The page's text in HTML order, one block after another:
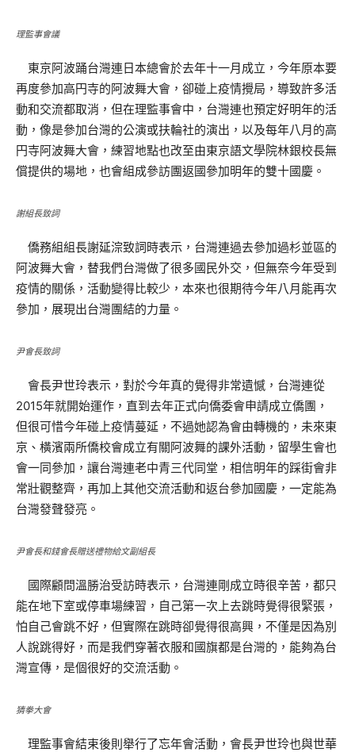
理監事會議
東京阿波踊台灣連日本總會於去年十一月成立，今年原本要
再度參加高円寺的阿波舞大會，卻碰上疫情攪局，導致許多活
動和交流都取消，但在理監事會中，台灣連也預定好明年的活
動，像是參加台灣的公演或扶輪社的演出，以及每年八月的高
円寺阿波舞大會，練習地點也改至由東京語文學院林銀校長無
償提供的場地，也會組成參訪團返國參加明年的雙十國慶。
謝組長致詞
僑務組組長謝延淙致詞時表示，台灣連過去參加過杉並區的
阿波舞大會，替我們台灣做了很多國民外交，但無奈今年受到
疫情的關係，活動變得比較少，本來也很期待今年八月能再次
參加，展現出台灣團結的力量。
尹會長致詞
會長尹世玲表示，對於今年真的覺得非常遺憾，台灣連從
2015年就開始運作，直到去年正式向僑委會申請成立僑團，
但很可惜今年碰上疫情蔓延，不過她認為會由轉機的，未來東
京、橫濱兩所僑校會成立有關阿波舞的課外活動，留學生會也
會一同參加，讓台灣連老中青三代同堂，相信明年的踩街會非
常壯觀整齊，再加上其他交流活動和返台參加國慶，一定能為
台灣發聲發亮。
尹會長和錢會長贈送禮物給文副組長
國際顧問溫勝治受訪時表示，台灣連剛成立時很辛苦，都只
能在地下室或停車場練習，自己第一次上去跳時覺得很緊張，
怕自己會跳不好，但實際在跳時卻覺得很高興，不僅是因為別
人說跳得好，而是我們穿著衣服和國旗都是台灣的，能夠為台
灣宣傳，是個很好的交流活動。
猜拳大會
理監事會結束後則舉行了忘年會活動，會長尹世玲也與世華